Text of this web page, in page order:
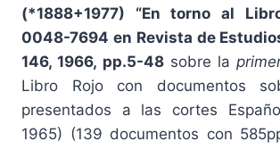
(*1888+1977) “En torno al
0048-7694 en Revista de
146, 1966, pp.5-48sobre la
Libro Rojo con documentos
presentados a las cortes
1965) (139 documentos con